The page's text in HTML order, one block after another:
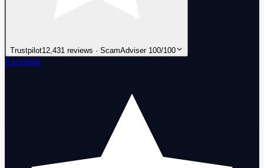
Trustpilot12,431 reviews · ScamAdviser 100/100
Excellent